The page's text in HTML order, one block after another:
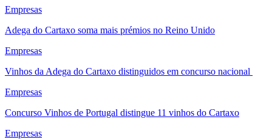
Empresas
Adega do Cartaxo soma mais prémios no Reino Unido
Empresas
Vinhos da Adega do Cartaxo distinguidos em concurso nacional
Empresas
Concurso Vinhos de Portugal distingue 11 vinhos do Cartaxo
Empresas